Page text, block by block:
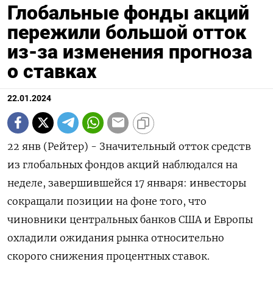
Глобальные фонды акций
пережили большой отток
из-за изменения прогноза
о ставках
22.01.2024
22 янв (Рейтер) - Значительный отток средств
из глобальных фондов акций наблюдался на
неделе, завершившейся 17 января: инвесторы
сокращали позиции на фоне того, что
чиновники центральных банков США и Европы
охладили ожидания рынка относительно
скорого снижения процентных ставок.